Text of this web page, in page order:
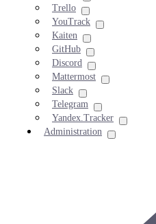
Trello
YouTrack
Kaiten
GitHub
Discord
Mattermost
Slack
Telegram
Yandex.Tracker
Administration